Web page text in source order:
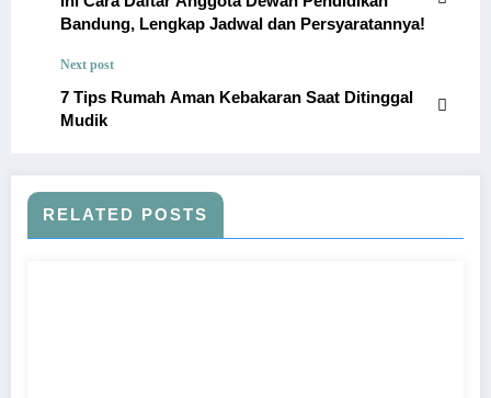
Bandung, Lengkap Jadwal dan Persyaratannya!
Next post
7 Tips Rumah Aman Kebakaran Saat Ditinggal
Mudik
RELATED POSTS